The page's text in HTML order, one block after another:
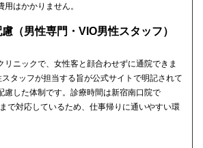
はかかりません。
（男性専門・VIO男性スタッフ）
リニックで、女性客と顔合わせずに通院できま
タッフが担当する旨が公式サイトで明記されて
慮した体制です。診療時間は新宿南口院で
で対応しているため、仕事帰りに通いやすい環